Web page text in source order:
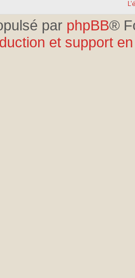
par phpBB®
et support